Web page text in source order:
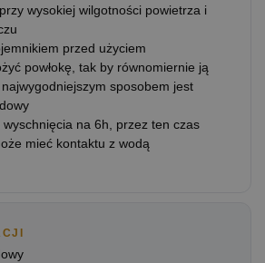
wysokiej wilgotności powietrza i
przed użyciem
powłokę, tak by równomiernie ją
sposobem jest
wyschnięcia na 6h, przez ten czas
mieć kontaktu z wodą